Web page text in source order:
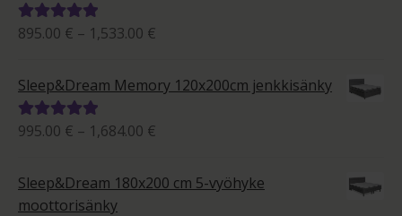
Arvostelu
895.00 € – 1,533.00 €
1,533.00 €
Sleep&Dream Memory 120x200cm jenkkisänky
Arvostelu
995.00 € – 1,684.00 €
-
1,684.00 €
Sleep&Dream 180x200 cm 5-vyöhyke
moottorisänky